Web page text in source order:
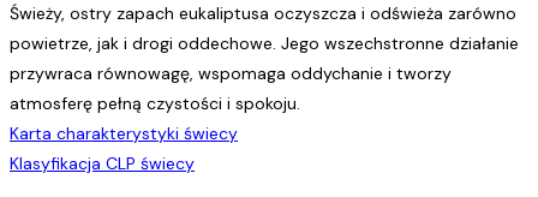
Świeży, ostry zapach eukaliptusa oczyszcza i odświeża zarówno
powietrze, jak i drogi oddechowe. Jego wszechstronne działanie
przywraca równowagę, wspomaga oddychanie i tworzy
atmosferę pełną czystości i spokoju.
Karta charakterystyki świecy
Klasyfikacja CLP świecy